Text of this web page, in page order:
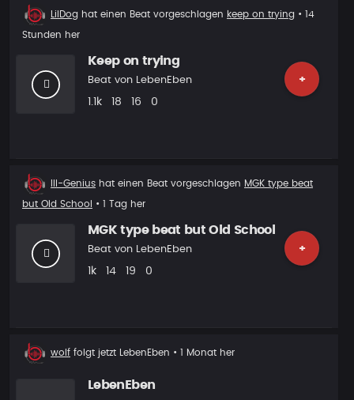
Beat
Vorschlag
LilDog hat einen Beat vorgeschlagen keep on trying • 14
Stunden her
Keep on trying
+
Beat von LebenEben
Plays
1.1k Likes
18 Vorgeschlagen
16 Kommentare
0
Beat
Ill-Genius hat einen Beat vorgeschlagen MGK type beat
but Old School • 1 Tag her
MGK type beat but Old School
+
Beat von LebenEben
Plays
1k Likes
14 Vorgeschlagen
19 Kommentare
0
Neuer
Follower
wolf folgt jetzt LebenEben • 1 Monat her
LebenEben